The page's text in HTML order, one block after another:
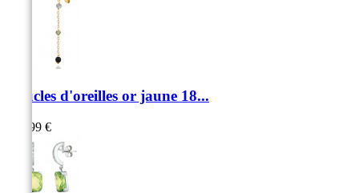
Boucles d'oreilles or jaune 18...
219,99 €